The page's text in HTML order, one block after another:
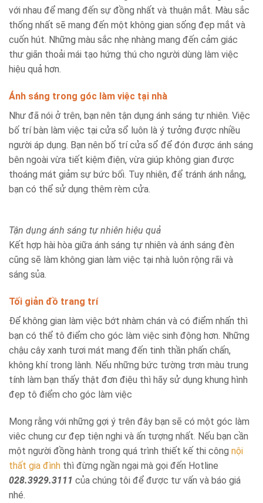
với nhau để mang đến sự đồng nhất và thuận mắt. Màu sắc
thống nhất sẽ mang đến một không gian sống đẹp mắt và
cuốn hút. Những màu sắc nhẹ nhàng mang đến cảm giác
thư giãn thoải mái tạo hứng thú cho người dùng làm việc
hiệu quả hơn.
Ánh sáng trong góc làm việc tại nhà
Như đã nói ở trên, bạn nên tận dụng ánh sáng tự nhiên. Việc
bố trí bàn làm việc tại cửa sổ luôn là ý tưởng được nhiều
người áp dụng. Bạn nên bố trí cửa sổ để đón được ánh sáng
bên ngoài vừa tiết kiệm điện, vừa giúp không gian được
thoáng mát giảm sự bức bối. Tuy nhiên, để tránh ánh nắng,
bạn có thể sử dụng thêm rèm cửa.
Tận dụng ánh sáng tự nhiên hiệu quả
Kết hợp hài hòa giữa ánh sáng tự nhiên và ánh sáng đèn
cũng sẽ làm không gian làm việc tại nhà luôn rộng rãi và
sáng sủa.
Tối giản đồ trang trí
Để không gian làm việc bớt nhàm chán và có điểm nhấn thì
bạn có thể tô điểm cho góc làm việc sinh động hơn. Những
chậu cây xanh tươi mát mang đến tinh thần phấn chấn,
không khí trong lành. Nếu những bức tường trơn màu trung
tính làm bạn thấy thật đơn điệu thì hãy sử dụng khung hình
đẹp tô điểm cho góc làm việc
Mong rằng với những gợi ý trên đây bạn sẽ có một góc làm
viêc chung cư đẹp tiện nghi và ấn tượng nhất. Nếu bạn cần
một người đồng hành trong quá trình thiết kế thi công nội
thất gia đình thì đừng ngần ngại mà gọi đến Hotline
028.3929.3111 của chúng tôi để được tư vấn và báo giá
nhé.